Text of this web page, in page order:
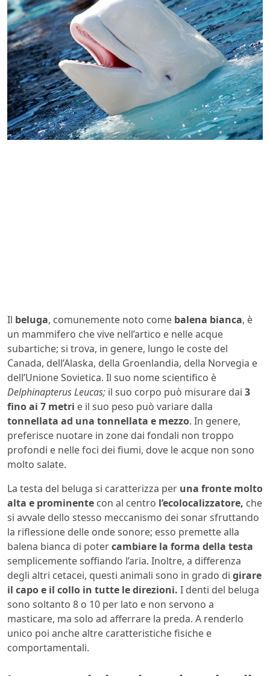
Il beluga, comunemente noto come balena bianca, è
un mammifero che vive nell’artico e nelle acque
subartiche; si trova, in genere, lungo le coste del
Canada, dell’Alaska, della Groenlandia, della Norvegia e
dell’Unione Sovietica. Il suo nome scientifico è
Delphinapterus Leucas; il suo corpo può misurare dai 3
fino ai 7 metri e il suo peso può variare dalla
tonnellata ad una tonnellata e mezzo. In genere,
preferisce nuotare in zone dai fondali non troppo
profondi e nelle foci dei fiumi, dove le acque non sono
molto salate.
La testa del beluga si caratterizza per una fronte molto
alta e prominente con al centro l’ecolocalizzatore, che
si avvale dello stesso meccanismo dei sonar sfruttando
la riflessione delle onde sonore; esso premette alla
balena bianca di potercambiare la forma della testa
semplicemente soffiando l’aria. Inoltre, a differenza
degli altri cetacei, questi animali sono in grado di girare
il capo e il collo in tutte le direzioni. I denti del beluga
sono soltanto 8 o 10 per lato e non servono a
masticare, ma solo ad afferrare la preda. A renderlo
unico poi anche altre caratteristiche fisiche e
comportamentali.